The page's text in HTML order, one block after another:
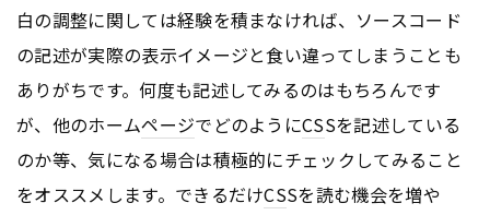
白の調整に関しては経験を積まなければ、ソースコード
の記述が実際の表示イメージと食い違ってしまうことも
ありがちです。何度も記述してみるのはもちろんです
が、他のホームページでどのようにCSSを記述している
のか等、気になる場合は積極的にチェックしてみること
をオススメします。できるだけCSSを読む機会を増や